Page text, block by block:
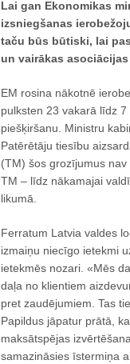
Lai gan Ekonomikas
izsniegšanas
taču būs būtiski, lai
un vairākas
EM rosina nākotnē
pulksten 23 vakarā līdz
piešķiršanu. Ministru
Patērētāju tiesību
(TM) šos grozījumus
TM – līdz nākamajai
likumā.
Ferratum Latvia valdes
izmaiņu niecīgo ietekmi
ietekmēs nozari. «Mēs
daļa no klientiem
pret zaudējumiem. Tas
Papildus jāpatur prātā,
maksātspējas
samazināsies īstermiņa